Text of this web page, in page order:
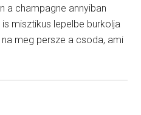
a champagne annyiban
misztikus lepelbe burkolja
meg persze a csoda, ami